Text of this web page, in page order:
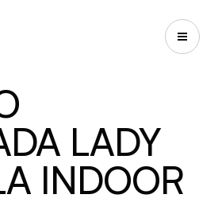
LADY
INDOOR